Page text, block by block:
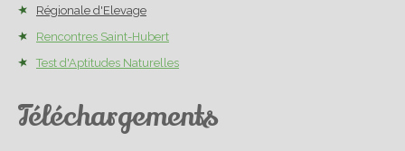
Régionale d'Elevage
Rencontres Saint-Hubert
Test d'Aptitudes Naturelles
Téléchargements